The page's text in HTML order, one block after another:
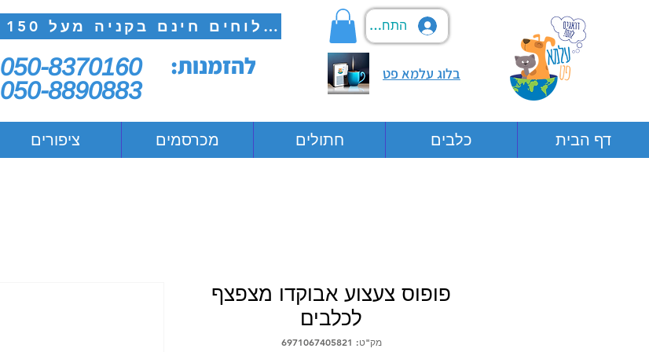
משלוחים חינם בקניה מעל 150 ש"ח
050-8370160
050-8890883
להזמנות:
התחבר
בלוג עלמא פט
ציפורים מכרסמים חתולים כלבים דף הבית
פופוס צעצוע אבוקדו מצפצף
לכלבים
מק"ט: 6971067405821